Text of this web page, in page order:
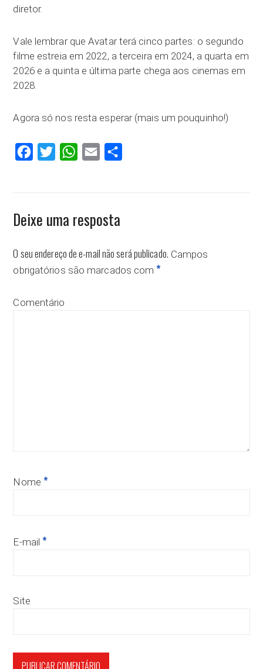
diretor.
Vale lembrar que Avatar terá cinco partes: o segundo
filme estreia em 2022, a terceira em 2024, a quarta em
2026 e a quinta e última parte chega aos cinemas em
2028.
Agora só nos resta esperar (mais um pouquinho!)
FacebookTwitter WhatsApp
Email
Deixe uma resposta
O seu endereço de e-mail não será publicado. Campos
obrigatórios são marcados com *
Comentário
Nome *
E-mail *
Site